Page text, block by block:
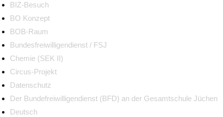
BIZ-Besuch
BO Konzept
BOB-Raum
Bundesfreiwilligendienst / FSJ
Chemie (SEK II)
Circus-Projekt
Datenschutz
Der Bundefreiwilligendienst (BFD) an der Gesamtschule Jüchen
Deutsch